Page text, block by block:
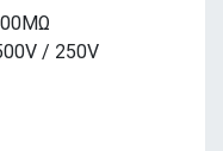
/ 250V